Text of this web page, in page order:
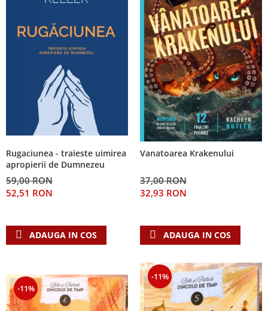
Rugaciunea - traieste uimirea
apropierii de Dumnezeu
59,00 RON
52,51 RON
ADAUGA IN COS
Vanatoarea Krakenului
37,00 RON
32,93 RON
ADAUGA IN COS
-11%
-11%